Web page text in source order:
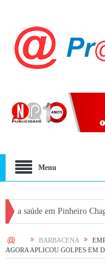
Menu
em Pinheiro Chagas
HOME BARBACENA
AGORA APLICOU GOLPES EM